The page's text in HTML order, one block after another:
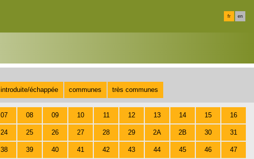
fr en
introduite/échappée communes très communes
07 08 09 10 11 12 13 14 15 16
24 25 26 27 28 29 2A 2B 30 31
38 39 40 41 42 43 44 45 46 47